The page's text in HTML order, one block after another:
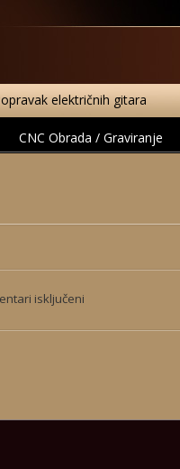
električnih gitara
CNC Obrada / Graviranje
isključeni